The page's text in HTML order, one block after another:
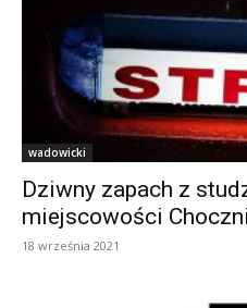
wadowicki
Dziwny zapach z
miejscowości
18 września 2021